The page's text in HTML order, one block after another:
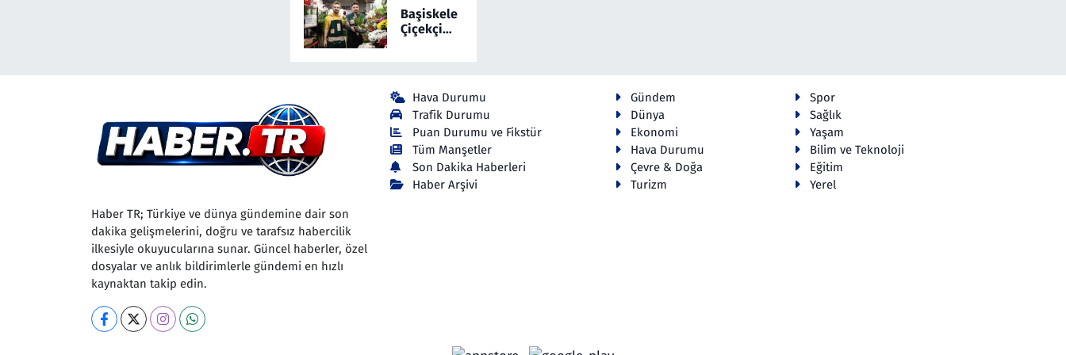
Çekiyor
Yepyeni
Bir Online
Başiskele
Çiçekçi
Haber TR; Türkiye ve dünya gündemine dair son
dakika gelişmelerini, doğru ve tarafsız habercilik
ilkesiyle okuyucularına sunar. Güncel haberler, özel
dosyalar ve anlık bildirimlerle gündemi en hızlı
kaynaktan takip edin.
Hava Durumu
Trafik Durumu
Puan Durumu ve Fikstür
Tüm Manşetler
Son Dakika Haberleri
Haber Arşivi
Gündem
Spor
Dünya
Sağlık
Ekonomi
Yaşam
Hava Durumu
Bilim ve Teknoloji
Çevre & Doğa
Eğitim
Turizm
Yerel